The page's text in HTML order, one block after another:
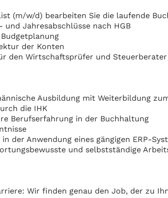
(m/w/d) bearbeiten Sie die laufende
Jahresabschlüsse nach HGB
der Konten
den Wirtschaftsprüfer und Steuerberater
Ausbildung mit Weiterbildung
die IHK
Berufserfahrung in der Buchhaltung
der Anwendung eines gängigen ERP-
und selbstständige
Wir finden genau den Job, der zu